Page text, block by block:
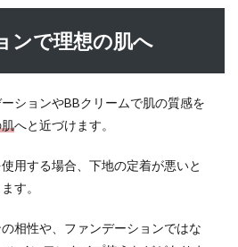
ンで理想の肌へ
ションやBBクリームで肌の質感を
へと近づけます。
用する場合、下地の定着が悪いと
す。
相性や、ファンデーションではな